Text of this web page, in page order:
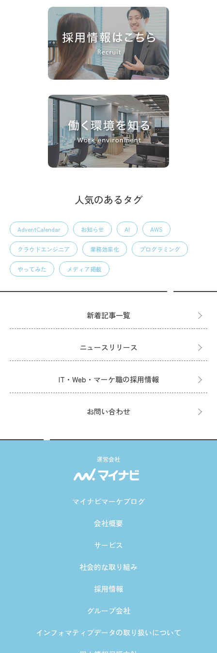
人気のあるタグ
AdventCalendar お知らせ AI AWS
クラウドエンジニア 業務効率化 プログラミング
やってみた メディア掲載
新着記事一覧
ニュースリリース
IT・Web・マーケ職の採用情報
お問い合わせ
運営会社
マイナビマーケブログ
会社概要
サービス
社会的な取り組み
採用情報
グループ会社
インフォマティブデータの取り扱いについて